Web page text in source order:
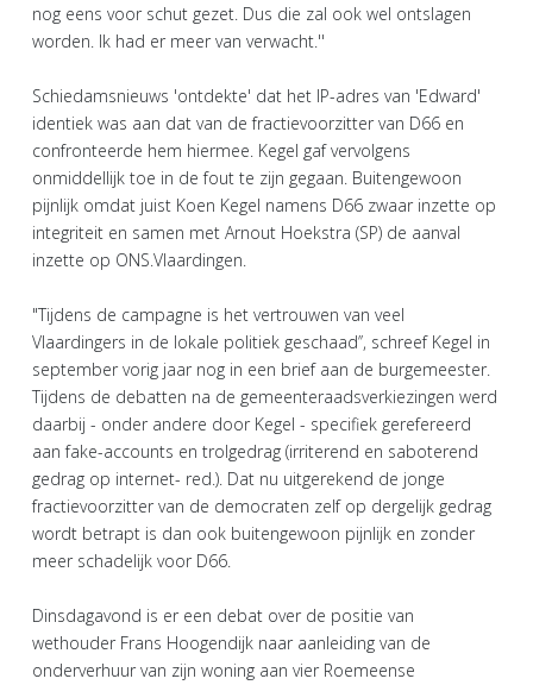
nog eens voor schut gezet. Dus die zal ook wel ontslagen
worden. Ik had er meer van verwacht.''
Schiedamsnieuws 'ontdekte' dat het IP-adres van 'Edward'
identiek was aan dat van de fractievoorzitter van D66 en
confronteerde hem hiermee. Kegel gaf vervolgens
onmiddellijk toe in de fout te zijn gegaan. Buitengewoon
pijnlijk omdat juist Koen Kegel namens D66 zwaar inzette op
integriteit en samen met Arnout Hoekstra (SP) de aanval
inzette op ONS.Vlaardingen.
"Tijdens de campagne is het vertrouwen van veel
Vlaardingers in de lokale politiek geschaad’’, schreef Kegel in
september vorig jaar nog in een brief aan de burgemeester.
Tijdens de debatten na de gemeenteraadsverkiezingen werd
daarbij - onder andere door Kegel - specifiek gerefereerd
aan fake-accounts en trolgedrag (irriterend en saboterend
gedrag op internet- red.). Dat nu uitgerekend de jonge
fractievoorzitter van de democraten zelf op dergelijk gedrag
wordt betrapt is dan ook buitengewoon pijnlijk en zonder
meer schadelijk voor D66.
Dinsdagavond is er een debat over de positie van
wethouder Frans Hoogendijk naar aanleiding van de
onderverhuur van zijn woning aan vier Roemeense